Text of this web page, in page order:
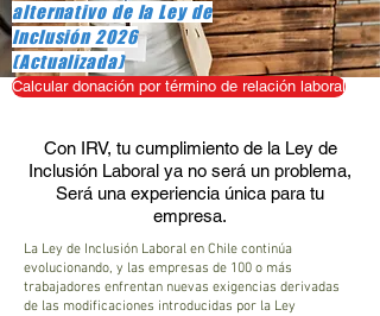
alternativo de la Ley de
Inclusión 2026
(Actualizada)
Calcular donación por término de relación laboral
Con IRV, tu cumplimiento de la Ley de
Inclusión Laboral ya no será un problema,
Será una experiencia única para tu
empresa.
La Ley de Inclusión Laboral en Chile continúa
evolucionando, y las empresas de 100 o más
trabajadores enfrentan nuevas exigencias derivadas
de las modificaciones introducidas por la Ley